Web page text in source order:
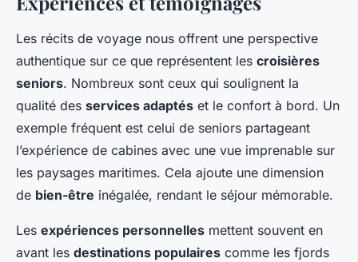
Les récits de voyage nous offrent une perspective
authentique sur ce que représentent les croisières
seniors. Nombreux sont ceux qui soulignent la
qualité des services adaptés et le confort à bord. Un
exemple fréquent est celui de seniors partageant
l’expérience de cabines avec une vue imprenable sur
les paysages maritimes. Cela ajoute une dimension
de bien-être inégalée, rendant le séjour mémorable.
Les expériences personnelles mettent souvent en
avant les destinations populaires comme les fjords